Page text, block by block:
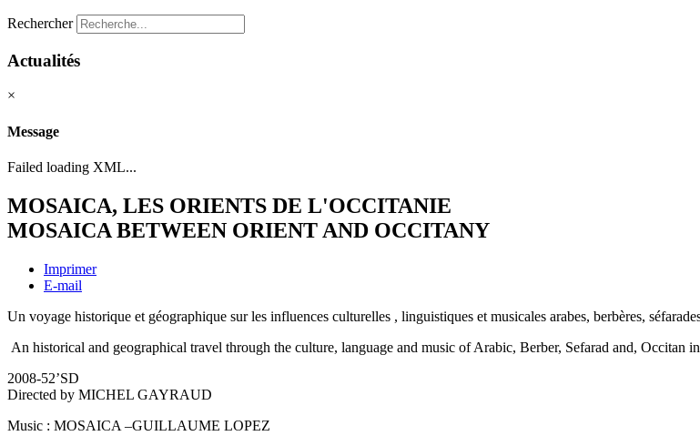
Rechercher
Actualités
×
Message
Failed loading XML...
MOSAICA, LES ORIENTS DE L'OCCITANIE
MOSAICA BETWEEN ORIENT AND OCCITANY
Imprimer
E-mail
Un voyage historique et géographique sur les influences culturelles , linguistiques et musicales arabes, berbères,
An historical and geographical travel through the culture, language and music of Arabic, Berber, Sefarad and, Occitan
2008-52’SD
Directed by MICHEL GAYRAUD
Music : MOSAICA –GUILLAUME LOPEZ